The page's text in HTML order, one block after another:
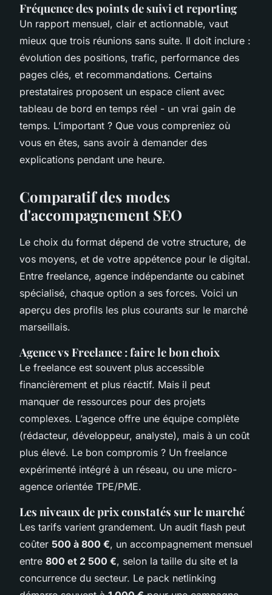
Fréquence des points de suivi et reporting
Un rapport mensuel, clair et actionnable, vaut
mieux que trois réunions sans suite. Il doit inclure :
évolution des positions, trafic, performance des
pages clés, et recommandations. Certains
prestataires proposent un espace client avec
tableau de bord en temps réel - un vrai gain de
temps. L’important ? Que vous compreniez où
vous en êtes, sans avoir à demander des
explications pendant une heure.
Comparatif des modes
d'accompagnement SEO
Le choix du format dépend de votre structure, de
vos moyens, et de votre appétence pour le digital.
Entre freelance, agence indépendante ou cabinet
spécialisé, chaque option a ses forces. Voici un
aperçu des profils les plus courants sur le marché
marseillais.
Agence vs Freelance : faire le bon choix
Le freelance est souvent plus accessible
financièrement et plus réactif. Mais il peut
manquer de ressources pour des projets
complexes. L’agence offre une équipe complète
(rédacteur, développeur, analyste), mais à un coût
plus élevé. Le bon compromis ? Un freelance
expérimenté intégré à un réseau, ou une micro-
agence orientée TPE/PME.
Les niveaux de prix constatés sur le marché
Les tarifs varient grandement. Un audit flash peut
coûter 500 à 800 €, un accompagnement mensuel
entre 800 et 2 500 €, selon la taille du site et la
concurrence du secteur. Le pack netlinking